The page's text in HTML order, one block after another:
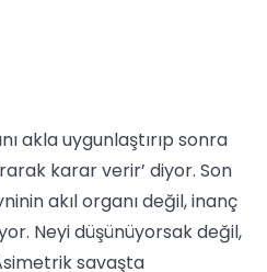
akla uygunlaştırıp sonra
karar verir’ diyor. Son
akıl organı değil, inanç
Neyi düşünüyorsak değil,
savaşta